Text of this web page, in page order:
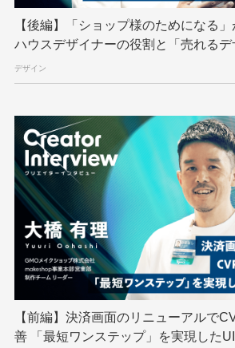
アドベントカレンダー イベントレポ
インターンシップ インハウス
クリエイターインタビュー
サイバーセキュリティ サマーインタ
スパム対策 スペシャリスト
ソフトウェアサプライチェーン チー
デザイン ネットのセキュリティも
ハーネスエンジニアリング バックエ
ヒューマノイド ヒューマノイドロ
フィジカルAI プログラミング教育
ブロックチェーン フロントエンド
【後編】「ショップ様のためになる
ハウスデザイナーの役割と「売れるデ
デザイン
【前編】決済画面のリニューアルで
善 「最短ワンステップ」を実現した